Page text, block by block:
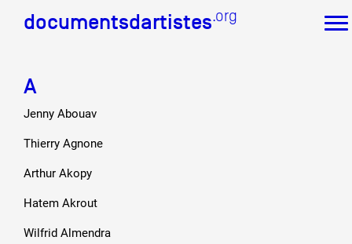
documentsdartistes.org
documentsdartistes.org
Documents d'artistes PACA
Mission
Équipe
Partenaires
Crédits
Actions
Visites d'ateliers
A
Jenny Abouav
Thierry Agnone
Arthur Akopy
Hatem Akrout
Wilfrid Almendra